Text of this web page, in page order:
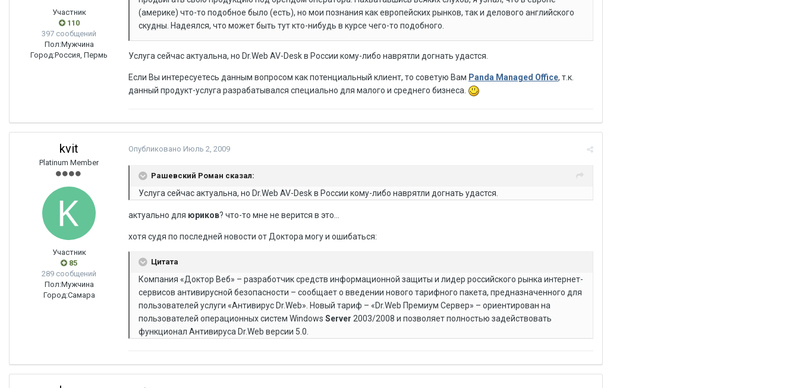
Участник
110
397 сообщений
Пол:Мужчина
Город:Россия, Пермь
(америке) что-то подобное было (есть), но мои познания как европейских рынков, так и делового английского
скудны. Надеялся, что может быть тут кто-нибудь в курсе чего-то подобного.
Услуга сейчас актуальна, но Dr.Web AV-Desk в России кому-либо наврятли догнать удастся.
Если Вы интересуетесь данным вопросом как потенциальный клиент, то советую Вам Panda Managed Office, т.к.
данный продукт-услуга разрабатывался специально для малого и среднего бизнеса.
kvit
Platinum Member
Участник
85
289 сообщений
Пол:Мужчина
Город:Самара
Опубликовано Июль 2, 2009
Рашевский Роман сказал:
Услуга сейчас актуальна, но Dr.Web AV-Desk в России кому-либо наврятли догнать удастся.
актуально для юриков? что-то мне не верится в это...
хотя судя по последней новости от Доктора могу и ошибаться:
Цитата
Компания «Доктор Веб» – разработчик средств информационной защиты и лидер российского рынка интернет-
сервисов антивирусной безопасности – сообщает о введении нового тарифного пакета, предназначенного для
пользователей услуги «Антивирус Dr.Web». Новый тариф – «Dr.Web Премиум Сервер» – ориентирован на
пользователей операционных систем Windows Server 2003/2008 и позволяет полностью задействовать
функционал Антивируса Dr.Web версии 5.0.